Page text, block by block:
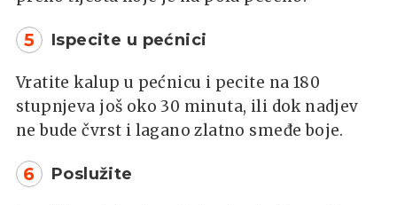
5 Ispecite u pećnici
Vratite kalup u pećnicu i pecite na 180
stupnjeva još oko 30 minuta, ili dok nadjev
ne bude čvrst i lagano zlatno smeđe boje.
6 Poslužite